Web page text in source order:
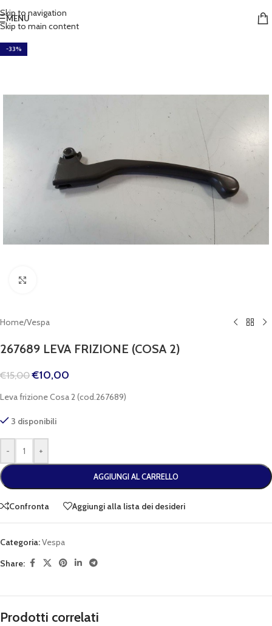
Skip to navigation
Skip to main content
MENU
-33%
Home/Vespa
267689 LEVA FRIZIONE (COSA 2)
€15,00 €10,00
Leva frizione Cosa 2 (cod.267689)
3 disponibili
- +
AGGIUNGI AL CARRELLO
Confronta Aggiungi alla lista dei desideri
Categoria:Vespa
Share:
Prodotti correlati